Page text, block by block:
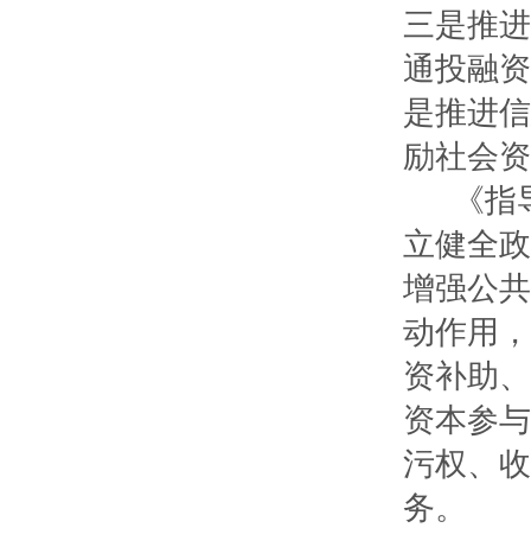
三是推
通投融
是推进
励社会
《指导
立健全
增强公
动作用
资补助
资本参
污权、
务。